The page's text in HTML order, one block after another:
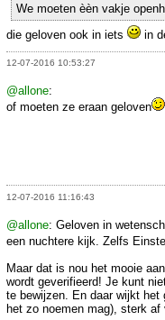
We moeten èèn vakje
die geloven ook in iets
in
12-07-2016 10:53:27
@allone:
of moeten ze eraan geloven
12-07-2016 11:16:43
@allone: Geloven in
een nuchtere kijk. Zelfs
Maar dat is nou het mooie
wordt geverifieerd! Je kunt
te bewijzen. En daar wijkt het
het zo noemen mag), sterk af